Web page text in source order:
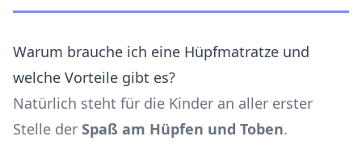
Warum brauche ich eine Hüpfmatratze und
welche Vorteile gibt es?
Natürlich steht für die Kinder an aller erster
Stelle der Spaß am Hüpfen und Toben.